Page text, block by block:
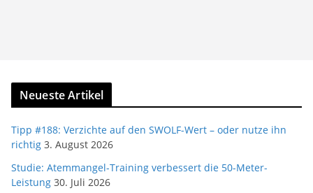
Neueste Artikel
Tipp #188: Verzichte auf den SWOLF-Wert – oder nutze ihn
richtig 3. August 2026
Studie: Atemmangel-Training verbessert die 50-Meter-
Leistung 30. Juli 2026